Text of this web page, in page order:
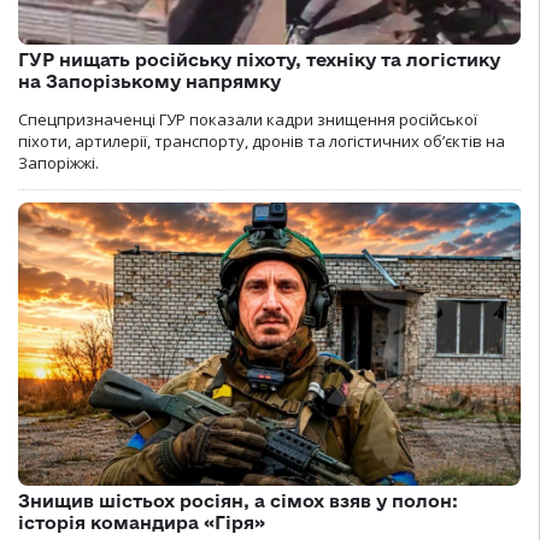
ГУР нищать російську піхоту, техніку та логістику
на Запорізькому напрямку
Спецпризначенці ГУР показали кадри знищення російської
піхоти, артилерії, транспорту, дронів та логістичних об’єктів на
Запоріжжі.
Знищив шістьох росіян, а сімох взяв у полон:
історія командира «Гіря»